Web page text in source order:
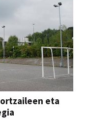
eta